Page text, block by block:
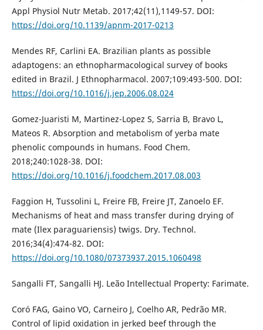
Appl Physiol Nutr Metab. 2017;42(11),1149-57. DOI:
https://doi.org/10.1139/apnm-2017-0213
Mendes RF, Carlini EA. Brazilian plants as possible
adaptogens: an ethnopharmacological survey of books
edited in Brazil. J Ethnopharmacol. 2007;109:493-500. DOI:
https://doi.org/10.1016/j.jep.2006.08.024
Gomez-Juaristi M, Martinez-Lopez S, Sarria B, Bravo L,
Mateos R. Absorption and metabolism of yerba mate
phenolic compounds in humans. Food Chem.
2018;240:1028-38. DOI:
https://doi.org/10.1016/j.foodchem.2017.08.003
Faggion H, Tussolini L, Freire FB, Freire JT, Zanoelo EF.
Mechanisms of heat and mass transfer during drying of
mate (Ilex paraguariensis) twigs. Dry. Technol.
2016;34(4):474-82. DOI:
https://doi.org/10.1080/07373937.2015.1060498
Sangalli FT, Sangalli HJ. Leão Intellectual Property: Farimate.
Coró FAG, Gaino VO, Carneiro J, Coelho AR, Pedrão MR.
Control of lipid oxidation in jerked beef through the